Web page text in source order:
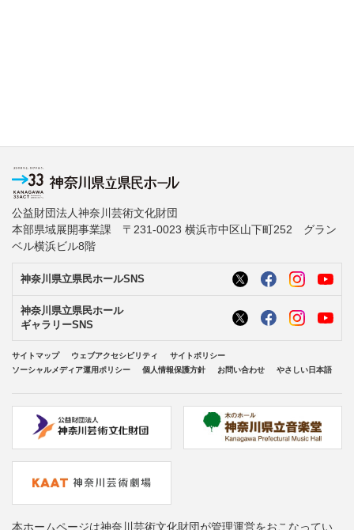
公益財団法人神奈川芸術文化財団
本部県域展開事業課 〒231-0023 横浜市中区山下町252 グラン
ベル横浜ビル8階
神奈川県立県民ホールSNS
神奈川県立県民ホール
ギャラリーSNS
サイトマップ ウェブアクセシビリティ
サイトポリシー
ソーシャルメディア運用ポリシー
個人情報保護方針 お問い合わせ やさしい日本語
本ホームページは神奈川芸術文化財団が管理運営をおこなってい